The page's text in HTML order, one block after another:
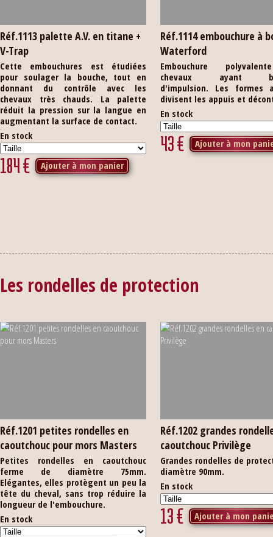
Réf.1113 palette A.V. en titane +
V-Trap
Cette embouchures est étudiées
pour soulager la bouche, tout en
donnant du contrôle avec les
chevaux très chauds. La palette
réduit la pression sur la langue en
augmentant la surface de contact.
En stock
184€ Ajouter à mon panier
Réf.1114 embouchure à
Waterford
Embouchure
chevaux ayant
d'impulsion. Les formes
divisent les appuis et
En stock
43€ Ajouter à mon
Les rondelles de protection
Réf.1201 petites rondelles en
caoutchouc pour mors Masters
Petites rondelles en caoutchouc
ferme de diamètre 75mm.
Elégantes, elles protègent un peu la
tête du cheval, sans trop réduire la
longueur de l'embouchure.
En stock
Réf.1202 grandes
caoutchouc Privilège
Grandes rondelles de
diamètre 90mm.
En stock
13€ Ajouter à mon